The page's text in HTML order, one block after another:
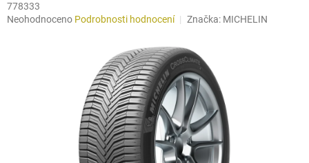
778333
Průměrné
Neohodnoceno Podrobnosti hodnocení Značka: MICHELIN